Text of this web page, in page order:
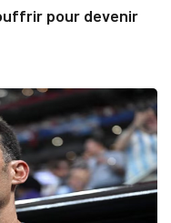
pour devenir